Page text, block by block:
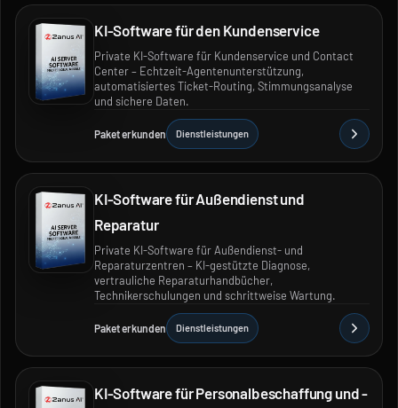
KI-Software für den Kundenservice
Private KI-Software für Kundenservice und Contact
Center – Echtzeit-Agentenunterstützung,
automatisiertes Ticket-Routing, Stimmungsanalyse
und sichere Daten.
Paket erkunden Dienstleistungen
KI-Software für Außendienst und
Reparatur
Private KI-Software für Außendienst- und
Reparaturzentren – KI-gestützte Diagnose,
vertrauliche Reparaturhandbücher,
Technikerschulungen und schrittweise Wartung.
Paket erkunden Dienstleistungen
KI-Software für Personalbeschaffung und -